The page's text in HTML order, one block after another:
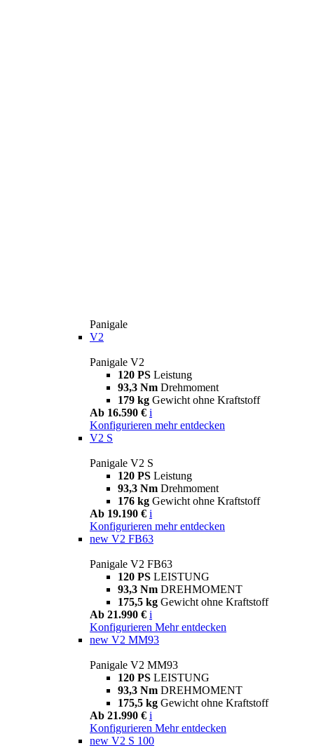
Panigale
V2
Panigale V2
120 PS Leistung
93,3 Nm Drehmoment
179 kg Gewicht ohne Kraftstoff
Ab 16.590 € i
Konfigurieren mehr entdecken
V2 S
Panigale V2 S
120 PS Leistung
93,3 Nm Drehmoment
176 kg Gewicht ohne Kraftstoff
Ab 19.190 € i
Konfigurieren mehr entdecken
new V2 FB63
Panigale V2 FB63
120 PS LEISTUNG
93,3 Nm DREHMOMENT
175,5 kg Gewicht ohne Kraftstoff
Ab 21.990 € i
Konfigurieren Mehr entdecken
new V2 MM93
Panigale V2 MM93
120 PS LEISTUNG
93,3 Nm DREHMOMENT
175,5 kg Gewicht ohne Kraftstoff
Ab 21.990 € i
Konfigurieren Mehr entdecken
new V2 S 100